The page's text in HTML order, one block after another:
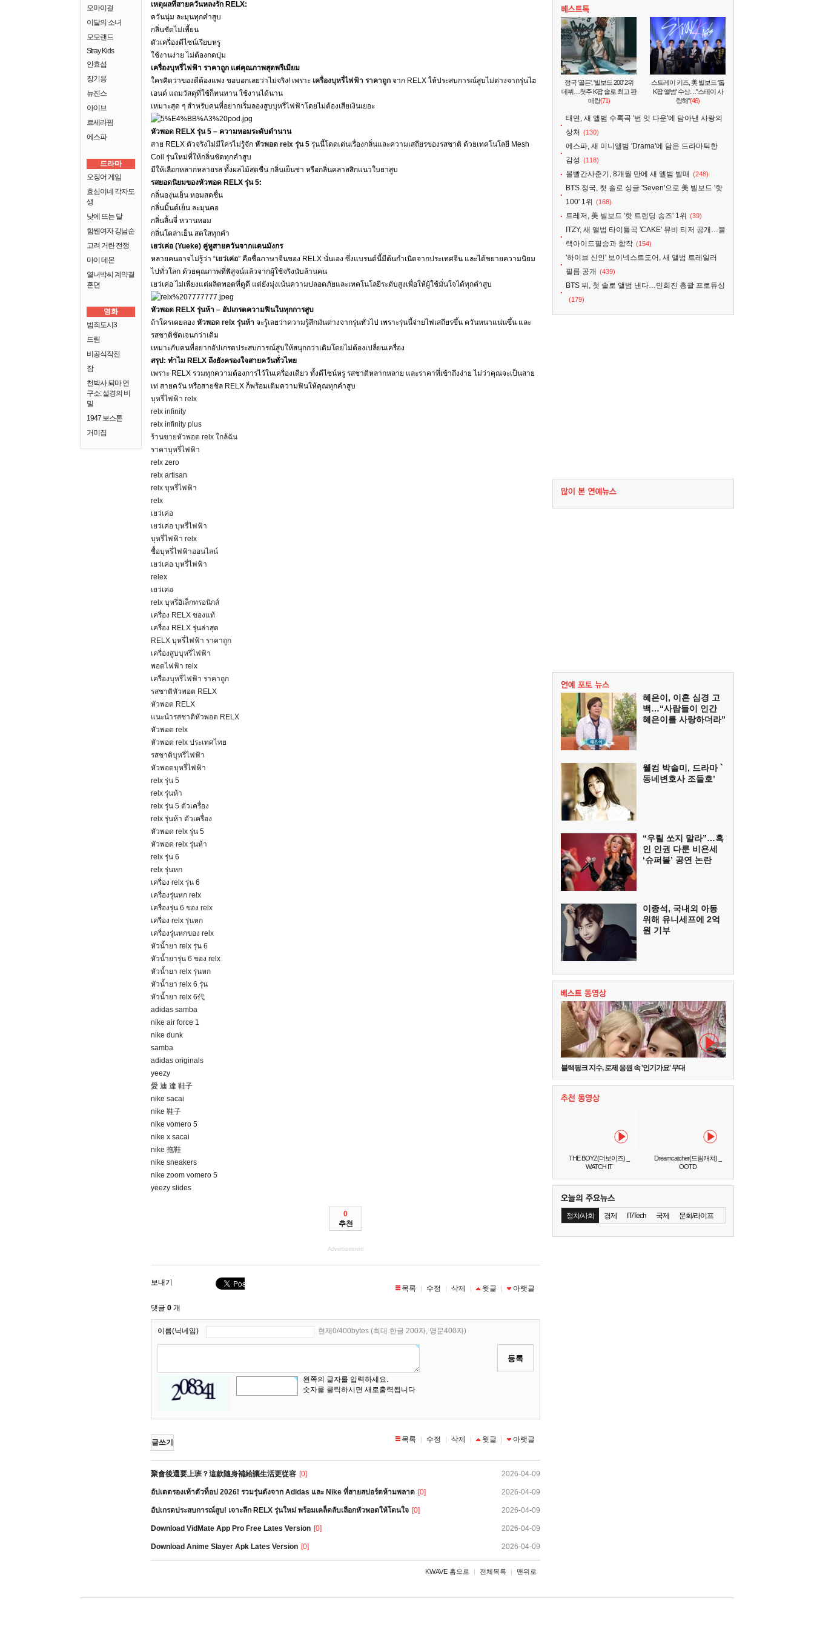
오마이걸
이달의 소녀
모모랜드
Stray Kids
안효섭
장기용
뉴진스
아이브
르세라핌
에스파
드라마
오징어 게임
효심이네 각자도
생
낮에 뜨는 달
힘쎈여자 강남순
고려 거란 전쟁
마이 데몬
열녀박씨 계약결
혼뎐
영화
범죄도시3
드림
비공식작전
잠
천박사 퇴마 연
구소: 설경의 비
밀
1947 보스톤
거미집
เหตุผลที่สายควันหลงรัก RELX:
ควันนุ่ม ละมุนทุกคำสูบ
กลิ่นชัดไม่เพี้ยน
ตัวเครื่องดีไซน์เรียบหรู
ใช้งานง่าย ไม่ต้องกดปุ่ม
เครื่องบุหรี่ไฟฟ้า ราคาถูก แต่คุณภาพสุดพรีเมียม
ใครคิดว่าของดีต้องแพง ขอบอกเลยว่าไม่จริง! เพราะ เครื่องบุหรี่ไฟฟ้า ราคาถูก จาก RELX ให้ประสบการณ์สูบไม่ต่างจากรุ่นไฮ
เอนด์ แถมวัสดุที่ใช้ก็ทนทาน ใช้งานได้นาน
เหมาะสุด ๆ สำหรับคนที่อยากเริ่มลองสูบบุหรี่ไฟฟ้าโดยไม่ต้องเสียเงินเยอะ
หัวพอด RELX รุ่น 5 – ความหอมระดับตำนาน
สาย RELX ตัวจริงไม่มีใครไม่รู้จัก หัวพอด relx รุ่น 5 รุ่นนี้โดดเด่นเรื่องกลิ่นและความเสถียรของรสชาติ ด้วยเทคโนโลยี Mesh
Coil รุ่นใหม่ที่ให้กลิ่นชัดทุกคำสูบ
มีให้เลือกหลากหลายรส ทั้งผลไม้สดชื่น กลิ่นเย็นซ่า หรือกลิ่นคลาสสิกแนวใบยาสูบ
รสยอดนิยมของหัวพอด RELX รุ่น 5:
กลิ่นองุ่นเย็น หอมสดชื่น
กลิ่นมิ้นต์เย็น ละมุนคอ
กลิ่นลิ้นจี่ หวานหอม
กลิ่นโคล่าเย็น สดใสทุกคำ
เยว่เค่อ (Yueke) คู่หูสายควันจากแดนมังกร
หลายคนอาจไม่รู้ว่า “เยว่เค่อ” คือชื่อภาษาจีนของ RELX นั่นเอง ซึ่งแบรนด์นี้มีต้นกำเนิดจากประเทศจีน และได้ขยายความนิยม
ไปทั่วโลก ด้วยคุณภาพที่พิสูจน์แล้วจากผู้ใช้จริงนับล้านคน
เยว่เค่อ ไม่เพียงแต่ผลิตพอตที่ดูดี แต่ยังมุ่งเน้นความปลอดภัยและเทคโนโลยีระดับสูงเพื่อให้ผู้ใช้มั่นใจได้ทุกคำสูบ
หัวพอด RELX รุ่นห้า – อัปเกรดความฟินในทุกการสูบ
ถ้าใครเคยลอง หัวพอด relx รุ่นห้า จะรู้เลยว่าความรู้สึกมันต่างจากรุ่นทั่วไป เพราะรุ่นนี้จ่ายไฟเสถียรขึ้น ควันหนาแน่นขึ้น และ
รสชาติชัดเจนกว่าเดิม
เหมาะกับคนที่อยากอัปเกรดประสบการณ์สูบให้สนุกกว่าเดิมโดยไม่ต้องเปลี่ยนเครื่อง
สรุป: ทำไม RELX ถึงยังครองใจสายควันทั่วไทย
เพราะ RELX รวมทุกความต้องการไว้ในเครื่องเดียว ทั้งดีไซน์หรู รสชาติหลากหลาย และราคาที่เข้าถึงง่าย ไม่ว่าคุณจะเป็นสาย
เท่ สายควัน หรือสายชิล RELX ก็พร้อมเติมความฟินให้คุณทุกคำสูบ
บุหรี่ไฟฟ้า relx
relx infinity
relx infinity plus
ร้านขายหัวพอต relx ใกล้ฉัน
ราคาบุหรี่ไฟฟ้า
relx zero
relx artisan
relx บุหรี่ไฟฟ้า
relx
เยว่เค่อ
เยว่เค่อ บุหรี่ไฟฟ้า
บุหรี่ไฟฟ้า relx
ซื้อบุหรี่ไฟฟ้าออนไลน์
เยว่เค่อ บุหรี่ไฟฟ้า
relex
เยว่เค่อ
relx บุหรี่อิเล็กทรอนิกส์
เครื่อง RELX ของแท้
เครื่อง RELX รุ่นล่าสุด
RELX บุหรี่ไฟฟ้า ราคาถูก
เครื่องสูบบุหรี่ไฟฟ้า
พอตไฟฟ้า relx
เครื่องบุหรี่ไฟฟ้า ราคาถูก
รสชาติหัวพอต RELX
หัวพอต RELX
แนะนำรสชาติหัวพอต RELX
หัวพอต relx
หัวพอต relx ประเทศไทย
รสชาติบุหรี่ไฟฟ้า
หัวพอตบุหรี่ไฟฟ้า
relx รุ่น 5
relx รุ่นห้า
relx รุ่น 5 ตัวเครื่อง
relx รุ่นห้า ตัวเครื่อง
หัวพอด relx รุ่น 5
หัวพอด relx รุ่นห้า
relx รุ่น 6
relx รุ่นหก
เครื่อง relx รุ่น 6
เครื่องรุ่นหก relx
เครื่องรุ่น 6 ของ relx
เครื่อง relx รุ่นหก
เครื่องรุ่นหกของ relx
หัวน้ำยา relx รุ่น 6
หัวน้ำยารุ่น 6 ของ relx
หัวน้ำยา relx รุ่นหก
หัวน้ำยา relx 6 รุ่น
หัวน้ำยา relx 6代
adidas samba
nike air force 1
nike dunk
samba
adidas originals
yeezy
愛 迪 達 鞋子
nike sacai
nike 鞋子
nike vomero 5
nike x sacai
nike 拖鞋
nike sneakers
nike zoom vomero 5
yeezy slides
0
추천
Advertisement
보내기
목록 | 수정 | 삭제 | 윗글 | 아랫글
댓글 0 개
이름(닉네임) 현재0/400bytes (최대 한글 200자, 영문400자)
등록
왼쪽의 글자를 입력하세요.
숫자를 클릭하시면 새로출력됩니다
글쓰기 목록 | 수정 | 삭제 | 윗글 | 아랫글
聚會後還要上班？這款隨身補給讓生活更從容 [0] 2026-04-09
อัปเดตรองเท้าตัวท็อป 2026! รวมรุ่นดังจาก Adidas และ Nike ที่สายสปอร์ตห้ามพลาด [0] 2026-04-09
อัปเกรดประสบการณ์สูบ! เจาะลึก RELX รุ่นใหม่ พร้อมเคล็ดลับเลือกหัวพอตให้โดนใจ [0] 2026-04-09
Download VidMate App Pro Free Lates Version [0] 2026-04-09
Download Anime Slayer Apk Lates Version [0] 2026-04-09
KWAVE 홈으로 | 전체목록 | 맨위로
정국 '골든', '빌보드 200' 2위
데뷔…첫주 K팝 솔로 최고 판
매량(71)
스트레이 키즈, 美 빌보드 '톱
K팝 앨범' 수상…"스테이 사
랑해"(46)
태연, 새 앨범 수록곡 '번 잇 다운'에 담아낸 사랑의
상처 (130)
에스파, 새 미니앨범 'Drama'에 담은 드라마틱한
감성 (118)
볼빨간사춘기, 8개월 만에 새 앨범 발매 (248)
BTS 정국, 첫 솔로 싱글 'Seven'으로 美 빌보드 '핫
100' 1위
(168)
트레저, 美 빌보드 '핫 트렌딩 송즈' 1위 (39)
ITZY, 새 앨범 타이틀곡 'CAKE' 뮤비 티저 공개…블
랙아이드필승과 합작 (154)
'하이브 신인' 보이넥스트도어, 새 앨범 트레일러
필름 공개 (439)
BTS 뷔, 첫 솔로 앨범 낸다…민희진 총괄 프로듀싱
(179)
혜은이, 이혼 심경 고
백…“사람들이 인간
혜은이를 사랑하더라”
웰컴 박솔미, 드라마 `
동네변호사 조들호’
“우릴 쏘지 말라”…흑
인 인권 다룬 비욘세
‘슈퍼볼’ 공연 논란
이종석, 국내외 아동
위해 유니세프에 2억
원 기부
블랙핑크 지수, 로제 응원 속 '인기가요' 무대
THE BOYZ(더보이즈) _
WATCH IT
Dreamcatcher(드림캐쳐) _
OOTD
정치/사회 경제 IT/Tech 국제 문화/라이프